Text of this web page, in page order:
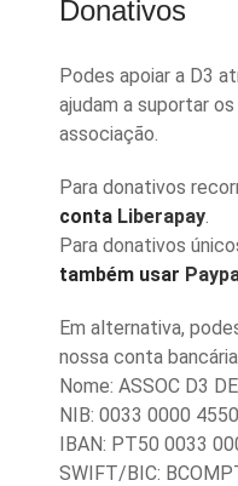
Donativos
Podes apoiar a D3
ajudam a suportar
associação.
Para donativos
conta Liberapay.
Para donativos
também usar
Em alternativa,
nossa conta
Nome: ASSOC D3
NIB: 0033 0000
IBAN: PT50 0033
SWIFT/BIC: